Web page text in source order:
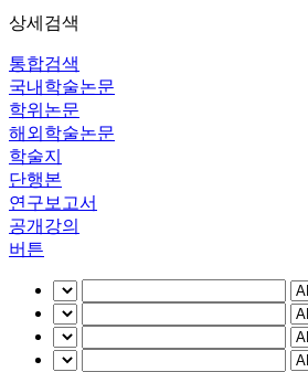
상세검색
통합검색
국내학술논문
학위논문
해외학술논문
학술지
단행본
연구보고서
공개강의
버튼